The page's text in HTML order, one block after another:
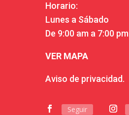
Horario:
Lunes a Sábado
De 9:00 am a 7:00 pm
VER MAPA
Aviso de privacidad.
Seguir